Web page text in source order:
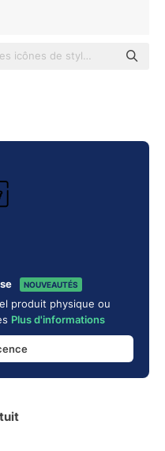
NOUVEAUTÉS
produit physique ou
Plus d'informations